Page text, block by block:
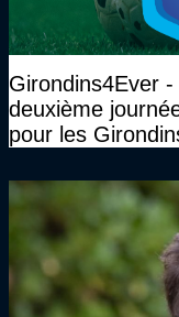
Girondins4Ever
deuxième
pour les